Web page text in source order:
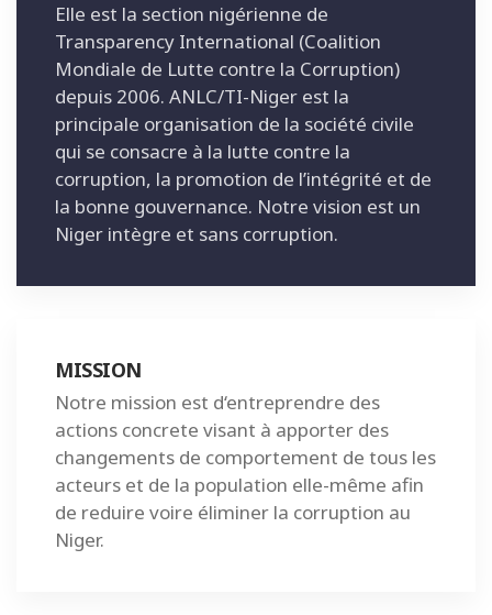
Elle est la section nigérienne de
Transparency International (Coalition
Mondiale de Lutte contre la Corruption)
depuis 2006. ANLC/TI-Niger est la
principale organisation de la société civile
qui se consacre à la lutte contre la
corruption, la promotion de l’intégrité et de
la bonne gouvernance. Notre vision est un
Niger intègre et sans corruption.
MISSION
Notre mission est d‘entreprendre des
actions concrete visant à apporter des
changements de comportement de tous les
acteurs et de la population elle-même afin
de reduire voire éliminer la corruption au
Niger.